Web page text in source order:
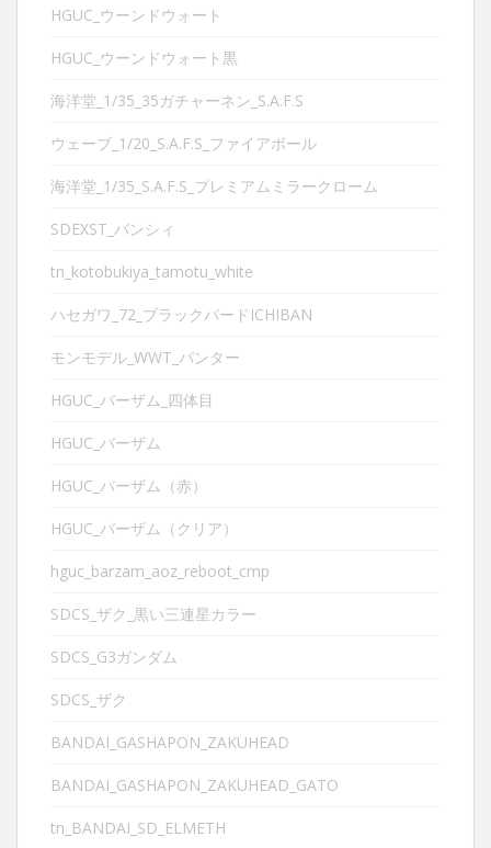
HGUC_ウーンドウォート
HGUC_ウーンドウォート黒
海洋堂_1/35_35ガチャーネン_S.A.F.S
ウェーブ_1/20_S.A.F.S_ファイアボール
海洋堂_1/35_S.A.F.S_プレミアムミラークローム
SDEXST_バンシィ
tn_kotobukiya_tamotu_white
ハセガワ_72_ブラックバードICHIBAN
モンモデル_WWT_パンター
HGUC_バーザム_四体目
HGUC_バーザム
HGUC_バーザム（赤）
HGUC_バーザム（クリア）
hguc_barzam_aoz_reboot_cmp
SDCS_ザク_黒い三連星カラー
SDCS_G3ガンダム
SDCS_ザク
BANDAI_GASHAPON_ZAKUHEAD
BANDAI_GASHAPON_ZAKUHEAD_GATO
tn_BANDAI_SD_ELMETH